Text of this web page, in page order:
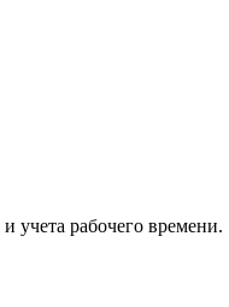
учета рабочего времени.